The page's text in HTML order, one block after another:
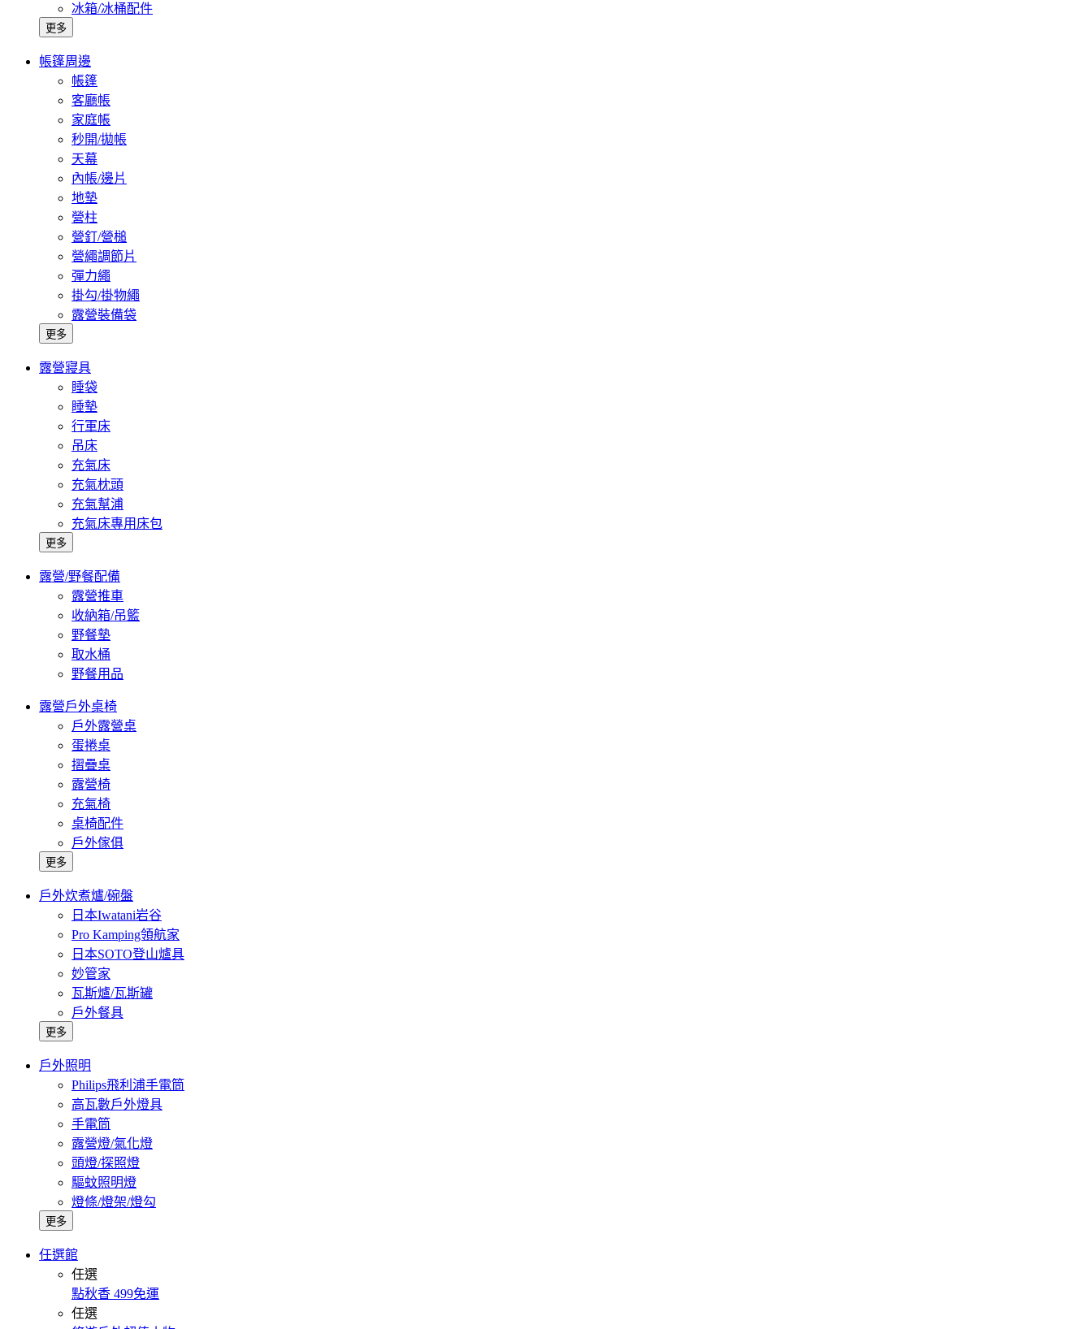
冰箱/冰桶配件
更多
帳篷周邊
帳篷
客廳帳
家庭帳
秒開/拋帳
天幕
內帳/邊片
地墊
營柱
營釘/營槌
營繩調節片
彈力繩
掛勾/掛物繩
露營裝備袋
更多
露營寢具
睡袋
睡墊
行軍床
吊床
充氣床
充氣枕頭
充氣幫浦
充氣床專用床包
更多
露營/野餐配備
露營推車
收納箱/吊籃
野餐墊
取水桶
野餐用品
露營戶外桌椅
戶外露營桌
蛋捲桌
摺疊桌
露營椅
充氣椅
桌椅配件
戶外傢俱
更多
戶外炊煮爐/碗盤
日本Iwatani岩谷
Pro Kamping領航家
日本SOTO登山爐具
妙管家
瓦斯爐/瓦斯罐
戶外餐具
更多
戶外照明
Philips飛利浦手電筒
高瓦數戶外燈具
手電筒
露營燈/氣化燈
頭燈/探照燈
驅蚊照明燈
燈條/燈架/燈勾
更多
任選館
任選
點秋香 499免運
任選